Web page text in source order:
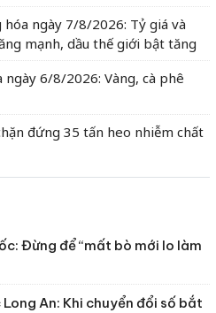
ngày 7/8/2026: Tỷ giá và
mạnh, dầu thế giới bật tăng
ngày 6/8/2026: Vàng, cà phê
đứng 35 tấn heo nhiễm chất
Đừng để “mất bò mới lo làm
An: Khi chuyển đổi số bắt